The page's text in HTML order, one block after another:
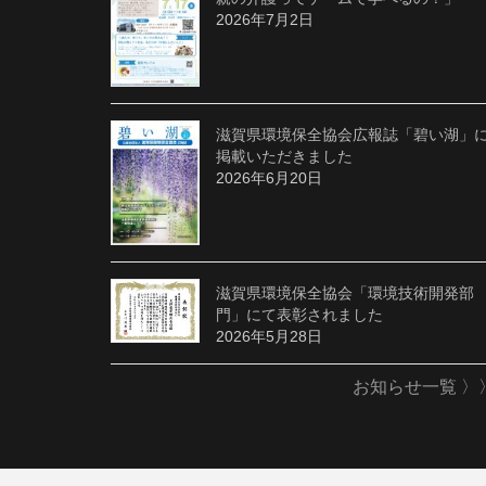
2026年7月2日
滋賀県環境保全協会広報誌「碧い湖」
掲載いただきました
2026年6月20日
滋賀県環境保全協会「環境技術開発部
門」にて表彰されました
2026年5月28日
お知らせ一覧 〉